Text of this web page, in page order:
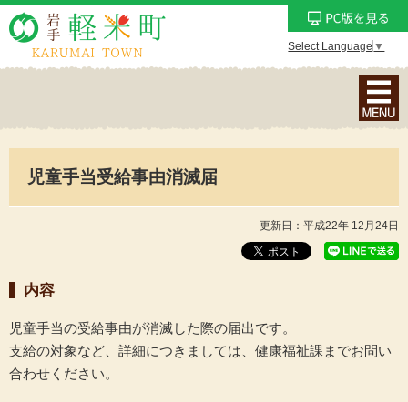
Select Language ▼
ナ
ビ
ン
メ
表
児童手当受給事由消滅届
更新日：平成22年 12月24日
内容
児童手当の受給事由が消滅した際の届出です。
支給の対象など、詳細につきましては、健康福祉課までお問い
合わせください。